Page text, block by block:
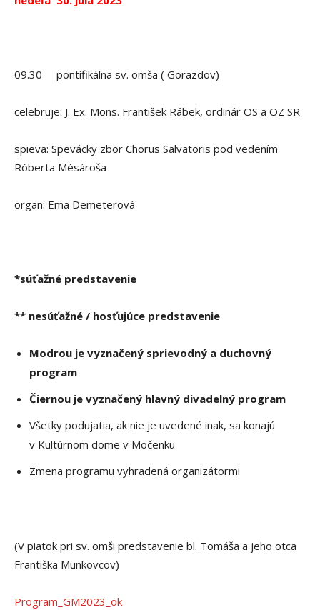
09.30 pontifikálna sv. omša ( Gorazdov)
celebruje: J. Ex. Mons. František Rábek, ordinár OS a OZ SR
spieva: Spevácky zbor Chorus Salvatoris pod vedením
Róberta Mésároša
organ: Ema Demeterová
*súťažné predstavenie
** nesúťažné / hosťujúce predstavenie
Modrou je vyznačený sprievodný a duchovný
program
Čiernou je vyznačený hlavný divadelný program
Všetky podujatia, ak nie je uvedené inak, sa konajú
v Kultúrnom dome v Močenku
Zmena programu vyhradená organizátormi
(V piatok pri sv. omši predstavenie bl. Tomáša a jeho otca
Františka Munkovcov)
Program_GM2023_ok